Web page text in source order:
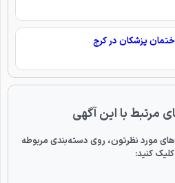
مرتبط با این آگهی
مورد نظرتون، روی دسته‌بندی مربوطه
کلیک کنید: